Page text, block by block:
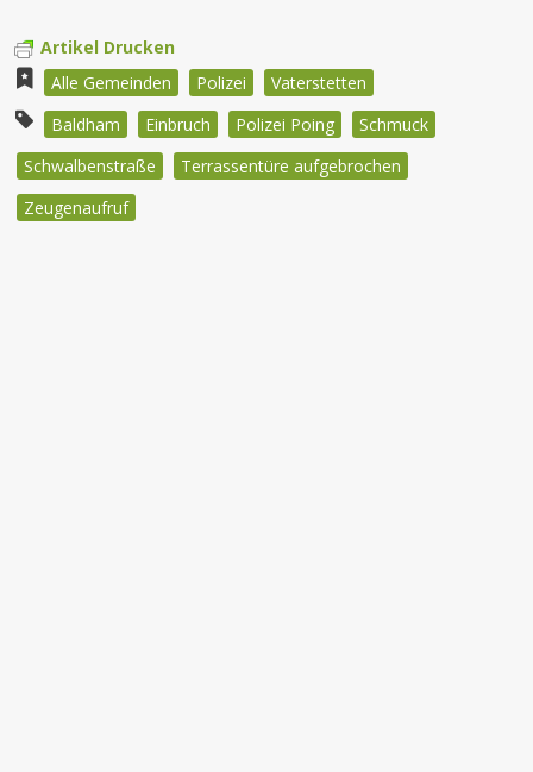
Artikel Drucken
Alle Gemeinden
Polizei
Vaterstetten
Baldham
Einbruch Polizei Poing
Schmuck
Schwalbenstraße
Terrassentüre aufgebrochen
Zeugenaufruf